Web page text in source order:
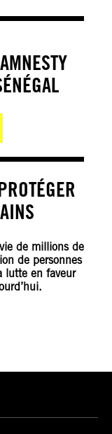
de millions de
de personnes
lutte en faveur